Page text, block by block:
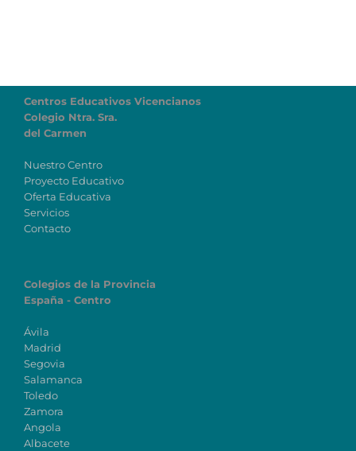
Centros Educativos Vicencianos
Colegio Ntra. Sra.
del Carmen
Nuestro Centro
Proyecto Educativo
Oferta Educativa
Servicios
Contacto
Colegios de la Provincia
España - Centro
Ávila
Madrid
Segovia
Salamanca
Toledo
Zamora
Angola
Albacete